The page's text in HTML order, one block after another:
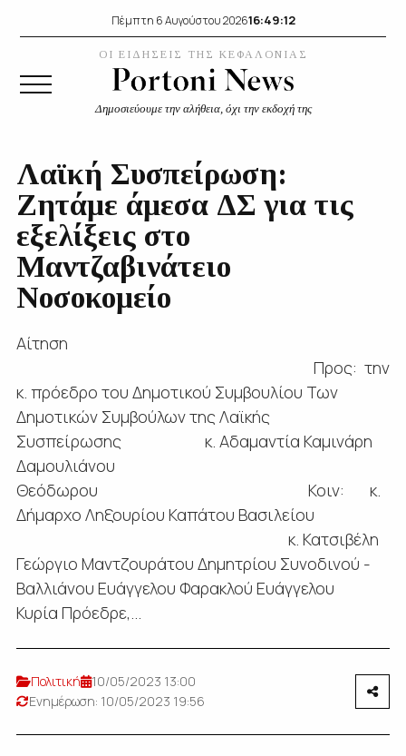
Πέμπτη 6 Αυγούστου 202616:49:13
ΟΙ ΕΙΔΗΣΕΙΣ ΤΗΣ ΚΕΦΑΛΟΝΙΑΣ
Δημοσιεύουμε την αλήθεια, όχι την εκδοχή της
Λαϊκή Συσπείρωση:
Ζητάμε άμεσα ΔΣ για τις
εξελίξεις στο
Μαντζαβινάτειο
Νοσοκομείο
Αίτηση
Προς: την
κ. πρόεδρο του Δημοτικού Συμβουλίου Των
Δημοτικών Συμβούλων της Λαϊκής
Συσπείρωσης κ. Αδαμαντία Καμινάρη
Δαμουλιάνου
Θεόδωρου Κοιν: κ.
Δήμαρχο Ληξουρίου Καπάτου Βασιλείου
κ. Κατσιβέλη
Γεώργιο Μαντζουράτου Δημητρίου Συνοδινού -
Βαλλιάνου Ευάγγελου Φαρακλού Ευάγγελου
Κυρία Πρόεδρε,...
Πολιτική
10/05/2023 13:00
Ενημέρωση: 10/05/2023 19:56